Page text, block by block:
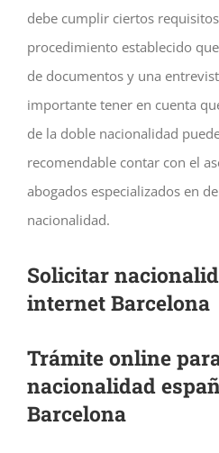
debe cumplir ciertos
procedimiento establecido
de documentos y una
importante tener en cuenta
de la doble nacionalidad
recomendable contar con el
abogados especializados en
nacionalidad.
Solicitar
internet Barcelona
Trámite online
nacionalidad
Barcelona